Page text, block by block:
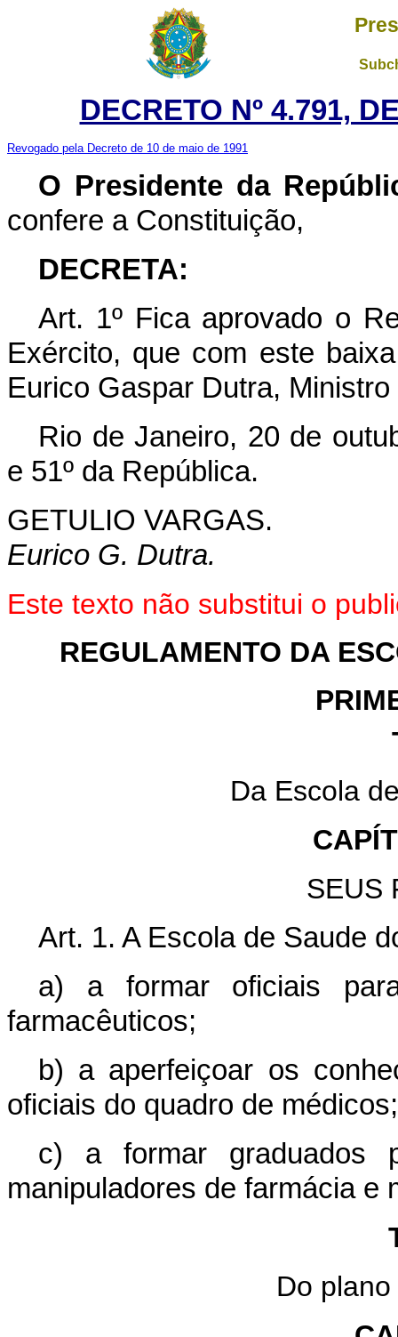
DECRETO Nº 4.791,
Revogado pela Decreto de 10 de maio de 1991
O Presidente da
confere a Constituição,
DECRETA:
Art. 1º Fica aprovado o
Exército, que com este
Eurico Gaspar Dutra,
Rio de Janeiro, 20 de
e 51º da República.
GETULIO VARGAS.
Eurico G. Dutra.
Este texto não substitui o
REGULAMENTO DA
Da Escola
SEUS
Art. 1. A Escola de Saude
a) a formar oficiais
farmacêuticos;
b) a aperfeiçoar os
oficiais do quadro de médicos;
c) a formar graduados
manipuladores de farmácia e
Do